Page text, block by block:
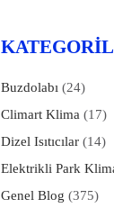
Buzdolabı (24)
Climart Klima (17)
Dizel Isıtıcılar (14)
Elektrikli Park
Genel Blog (375)